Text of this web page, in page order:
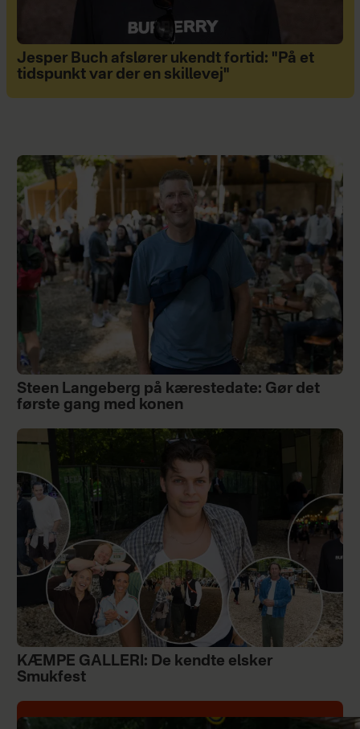
Jesper Buch afslører ukendt fortid: "På et
tidspunkt var der en skillevej"
Steen Langeberg på kærestedate: Gør det
første gang med konen
KÆMPE GALLERI: De kendte elsker
Smukfest